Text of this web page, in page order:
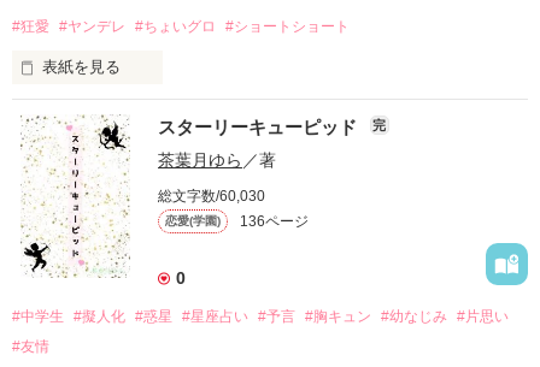
「どこ行くの？」
「逃げたらどうなるかわかってるよね？」
「このまま、時が止まればいいのにな」
甘く、危うく、どこかほろ苦い。
・
・
先の見えない暗闇の中にいた。
毎晩毎晩、絶望感に襲われ、
真っ暗な部屋で1人嗚咽を漏らしていた。
そんな私を、
あなたは無償の愛と優しさで包み込んで、
生きる希望をくれた。
だから今後は──。
指切りをした小指の温もりも
別れ際の不意打ちの口づけも
全部──一生忘れない。
「俺が恋しいからって、予定早めるなよ？」
そう言って頭を優しく撫でた君は
＊＊＊
真面目&頑張り屋　黒髪地味子
×
無気力&マイペース　ゆるふわイケメン
◇
聖なる夜。
独りよがりだった僕の前に、
真夏の太陽のような眩しいサンタが舞い降りた。
執筆期間　2025/10/01〜2025/12/30
#狂愛 #ヤンデレ #ちょいグロ #ショートショート
表紙を見る
鳥のさえずりが聞こえる朝。
私の日課は、愛しのご主人様と戯れること。
スターリーキューピッド 完
茶葉月ゆら ／著
総文字数/60,030
恋愛(学園) 136ページ
0
#中学生 #擬人化 #惑星 #星座占い #予言 #胸キュン #幼なじみ #片思い
#友情